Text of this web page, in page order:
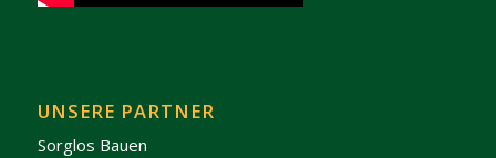
UNSERE PARTNER
Sorglos Bauen